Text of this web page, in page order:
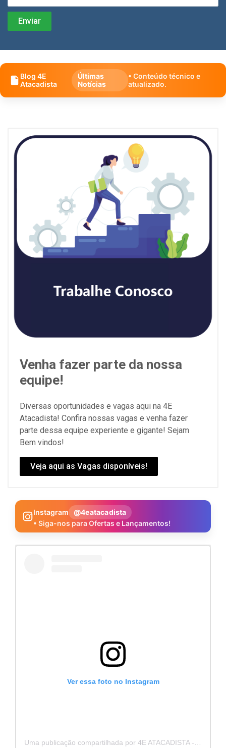
Blog 4E
Atacadista
Últimas
Notícias
• Conteúdo técnico e
atualizado.
Venha fazer parte da nossa
equipe!
Diversas oportunidades e vagas aqui na 4E
Atacadista! Confira nossas vagas e venha fazer
parte dessa equipe experiente e gigante! Sejam
Bem vindos!
Veja aqui as Vagas disponíveis!
Instagram
@4eatacadista
• Siga-nos para Ofertas e Lançamentos!
Ver essa foto no Instagram